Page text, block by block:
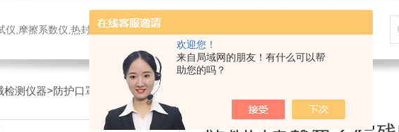
欢迎您！
来自局域网的朋友！有什么可以帮
助您的吗？
系数仪,热封试验仪,密封试验仪,等压法透氧仪,电子拉力试验机,测厚仪,瓶盖扭矩仪,顶空残氧仪
检测仪器>防护口罩环氧乙烷残留量检测仪器